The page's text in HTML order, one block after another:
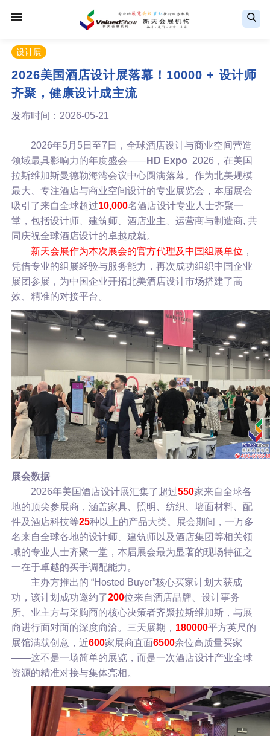
设计展
2026美国酒店设计展落幕！10000 + 设计师
齐聚，健康设计成主流
发布时间：2026-05-21
2026年5月5日至7日，全球酒店设计与商业空间营造
领域最具影响力的年度盛会——HD Expo 2026，在美国
拉斯维加斯曼德勒海湾会议中心圆满落幕。作为北美规模
最大、专注酒店与商业空间设计的专业展览会，本届展会
吸引了来自全球超过10,000名酒店设计专业人士齐聚一
堂，包括设计师、建筑师、酒店业主、运营商与制造商, 共
同庆祝全球酒店设计的卓越成就。
新天会展作为本次展会的官方代理及中国组展单位 ，
凭借专业的组展经验与服务能力，再次成功组织中国企业
展团参展，为中国企业开拓北美酒店设计市场搭建了高
效、精准的对接平台。
展会数据
2026年美国酒店设计展汇集了超过550家来自全球各
地的顶尖参展商，涵盖家具、照明、纺织、墙面材料、配
件及酒店科技等25种以上的产品大类。展会期间，一万多
名来自全球各地的设计师、建筑师以及酒店集团等相关领
域的专业人士齐聚一堂，本届展会最为显著的现场特征之
一在于卓越的买手调配能力。
主办方推出的 “Hosted Buyer”核心买家计划大获成
功，该计划成功邀约了200位来自酒店品牌、设计事务
所、业主方与采购商的核心决策者齐聚拉斯维加斯，与展
商进行面对面的深度商洽。 三天展期， 180000平方英尺的
展馆满载创意，近600家展商直面6500余位高质量买家
——这不是一场简单的展览，而是一次酒店设计产业全球
资源的精准对接与集体亮相。